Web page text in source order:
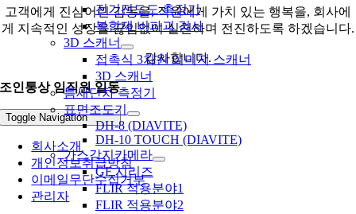
전기전도도 측정기
복합재 비파괴 검사
3D 스캐너
접촉식 3차원 이미지 스캐너
3D 스캐너
틈새단차 측정기
표면조도기
DH-8 (DIAVITE)
DH-10 TOUCH (DIAVITE)
가스감지카메라
GF 시리즈
FLIR 적용분야1
FLIR 적용분야2
고객에게 진심어린 감동을, 직원에게 가치 있는 행복을, 회사에
게 지속적인 성장을 끊임없이 실천하며 전진하도록 하겠습니다.
감사합니다.
조인통상 임직원 일동
Toggle Navigation
회사소개
개인정보취급방침
이메일무단수집거부
관리자